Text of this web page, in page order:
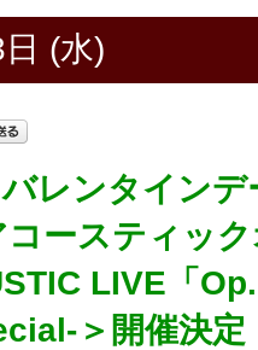
(水)
バレンタイン
ースティッ
LIVE「
＞開催決定